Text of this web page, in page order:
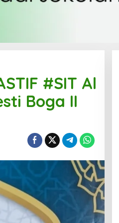
#SIT Al
Boga II